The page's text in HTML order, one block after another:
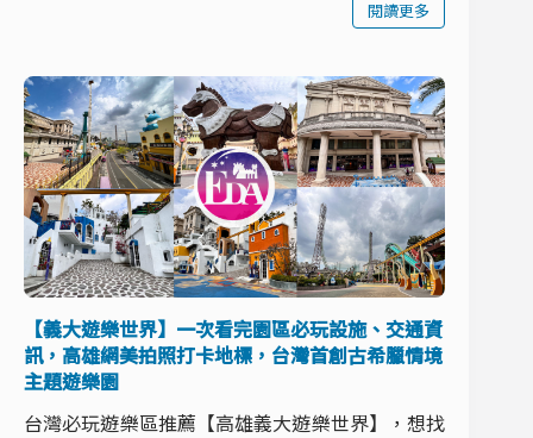
閱讀更多
【義大遊樂世界】一次看完園區必玩設施、交通資
訊，高雄網美拍照打卡地標，台灣首創古希臘情境
主題遊樂園
台灣必玩遊樂區推薦【高雄義大遊樂世界】，想找